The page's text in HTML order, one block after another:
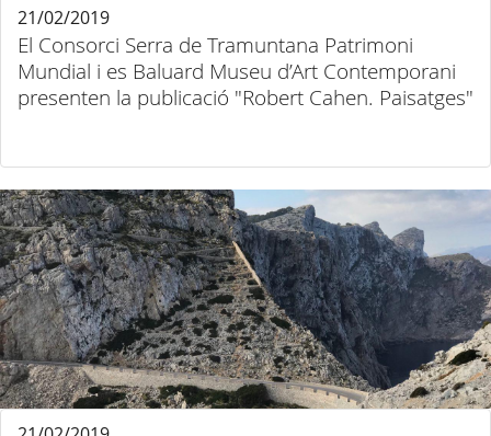
El Consorci Serra de Tramuntana Patrimoni
Mundial i es Baluard Museu d’Art Contemporani
presenten la publicació "Robert Cahen. Paisatges"
21/02/2019